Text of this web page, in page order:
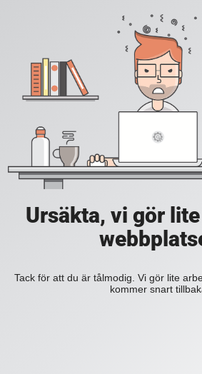
Ursäkta, vi gör
Tack för att du är tålmodig. Vi gör lite
kommer snart